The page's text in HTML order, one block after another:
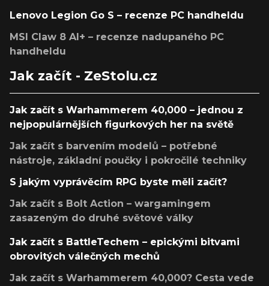
Lenovo Legion Go S – recenze PC handheldu
MSI Claw 8 AI+ – recenze nadupaného PC
handheldu
Jak začít - ZeStolu.cz
Jak začít s Warhammerem 40,000 – jednou z
nejpopulárnějších figurkových her na světě
Jak začít s barvením modelů – potřebné
nástroje, základní poučky i pokročilé techniky
S jakým vyprávěcím RPG byste měli začít?
Jak začít s Bolt Action – wargamingem
zasazeným do druhé světové války
Jak začít s BattleTechem – epickými bitvami
obrovitých válečných mechů
Jak začít s Warhammerem 40,000? Cesta vede